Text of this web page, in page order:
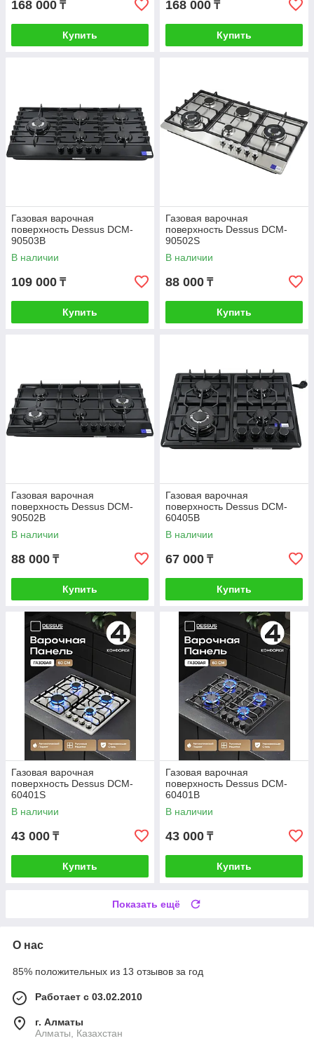
168 000 ₸
Купить
168 000 ₸
Купить
Газовая варочная
поверхность Dessus DCM-
90503B
В наличии
109 000 ₸
Купить
Газовая варочная
поверхность Dessus DCM-
90502S
В наличии
88 000 ₸
Купить
Газовая варочная
поверхность Dessus DCM-
90502B
В наличии
88 000 ₸
Купить
Газовая варочная
поверхность Dessus DCM-
60405B
В наличии
67 000 ₸
Купить
Газовая варочная
поверхность Dessus DCM-
60401S
В наличии
43 000 ₸
Купить
Газовая варочная
поверхность Dessus DCM-
60401B
В наличии
43 000 ₸
Купить
Показать ещё
О нас
85% положительных из 13 отзывов за год
Работает с 03.02.2010
г. Алматы
Алматы, Казахстан